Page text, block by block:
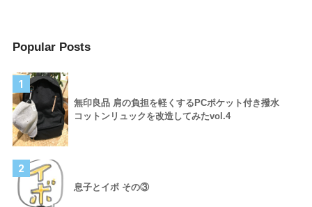
Popular Posts
1
無印良品 肩の負担を軽くするPCポケット付き撥水
コットンリュックを改造してみたvol.4
2
息子とイボ その③